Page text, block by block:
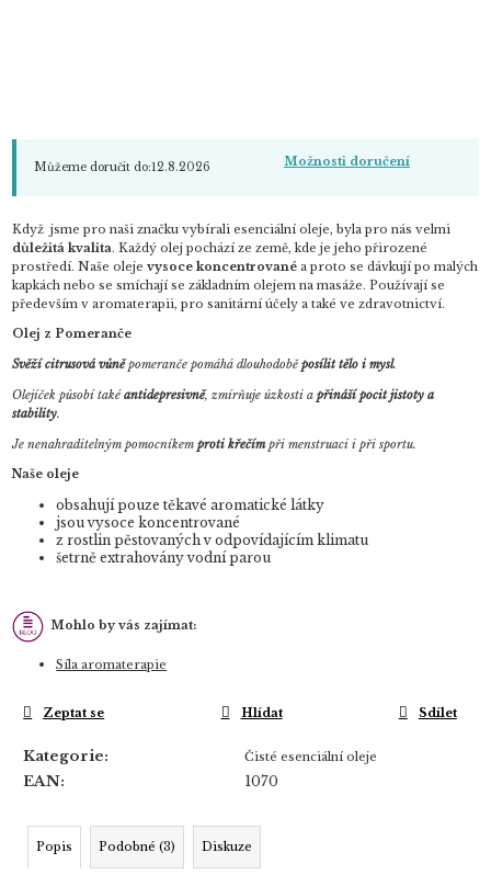
Můžeme doručit do:12.8.2026 Možnosti doručení
Když jsme pro naši značku vybírali esenciální oleje, byla pro nás velmi
důležitá kvalita. Každý olej pochází ze země, kde je jeho přirozené
prostředí. Naše olejevysoce koncentrovanéa proto se dávkují po malých
kapkách nebo se smíchají se základním olejem na masáže. Používají se
především v aromaterapii, pro sanitární účely a také ve zdravotnictví.
Olej z Pomeranče
Svěží citrusová vůněpomeranče pomáhá dlouhodoběposílit tělo i mysl.
Olejíček působí takéantidepresivně, zmírňuje úzkosti apřináší pocit jistoty a
stability.
Je nenahraditelným pomocníkemproti křečímpři menstruaci i při sportu.
Naše oleje
obsahují pouze těkavé aromatické látky
jsou vysoce koncentrované
z rostlin pěstovaných v odpovídajícím klimatu
šetrně extrahovány vodní parou
Mohlo by vás zajímat:
Síla aromaterapie
Kategorie: Čisté esenciální oleje
EAN: 1070
Zeptat se Hlídat Sdílet
Popis Podobné (3) Diskuze